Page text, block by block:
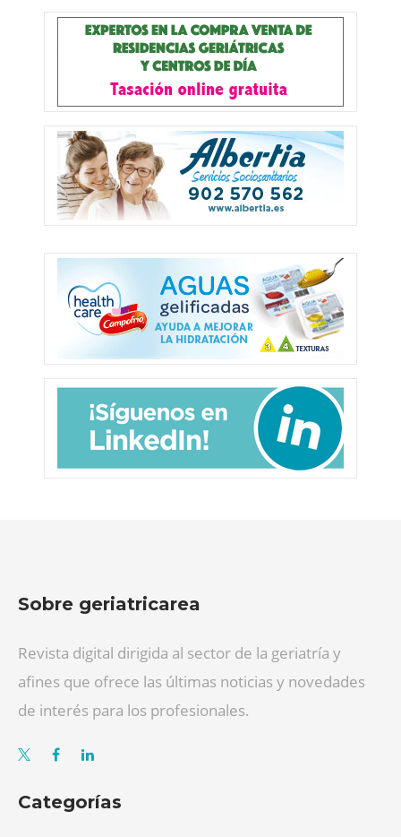
Sobre geriatricarea
Revista digital dirigida al sector de la geriatría y
afines que ofrece las últimas noticias y novedades
de interés para los profesionales.
Categorías